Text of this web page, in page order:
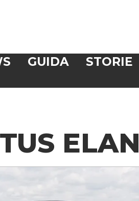
GUIDA STORIE
ELAN